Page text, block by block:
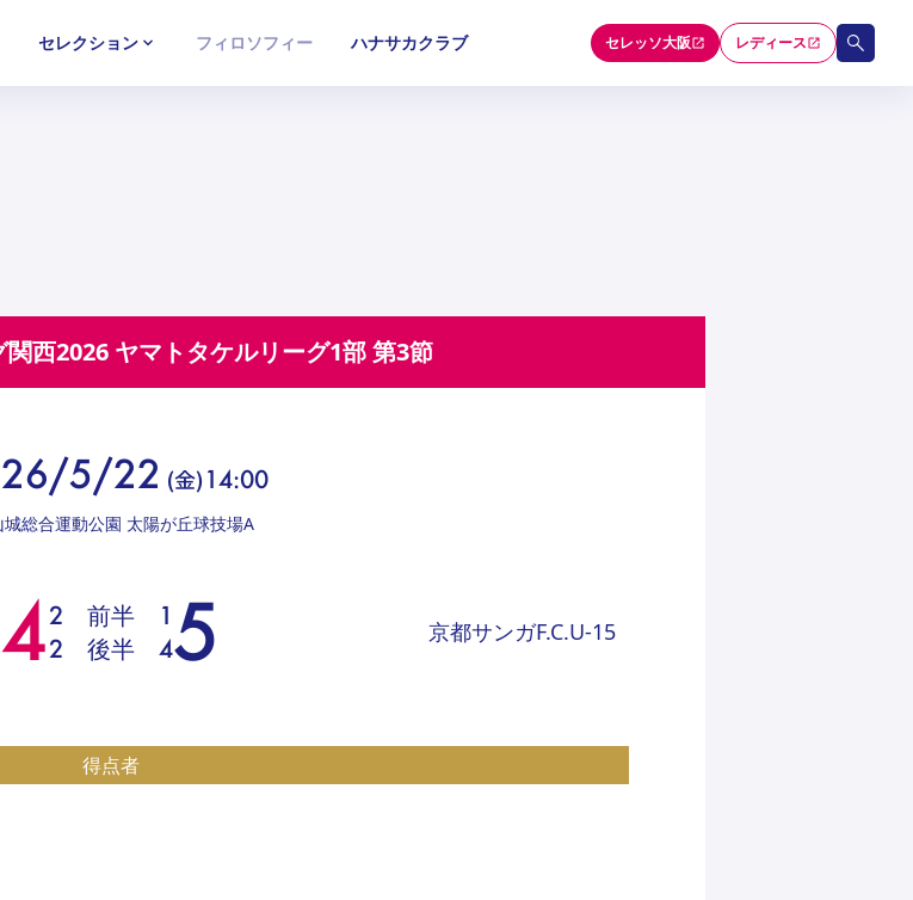
セレクション フィロソフィー ハナサカクラブ セレッソ大阪 レディース
⻄2026 ヤマトタケルリーグ1部 第3節
5/22 (金)14:00
城総合運動公園 太陽が丘球技場A
42 前半
1
2
後半 45 京都サンガF.C.U-15
得点者